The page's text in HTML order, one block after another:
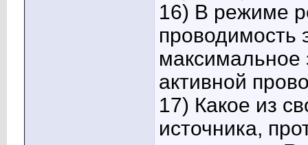
16) В режиме
проводимость
максимальное
активной
17) Какое из
источника,